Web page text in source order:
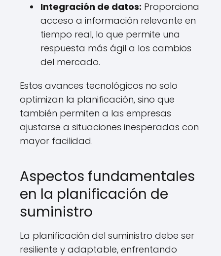
Integración de datos: Proporciona
acceso a información relevante en
tiempo real, lo que permite una
respuesta más ágil a los cambios
del mercado.
Estos avances tecnológicos no solo
optimizan la planificación, sino que
también permiten a las empresas
ajustarse a situaciones inesperadas con
mayor facilidad.
Aspectos fundamentales
en la planificación de
suministro
La planificación del suministro debe ser
resiliente y adaptable, enfrentando